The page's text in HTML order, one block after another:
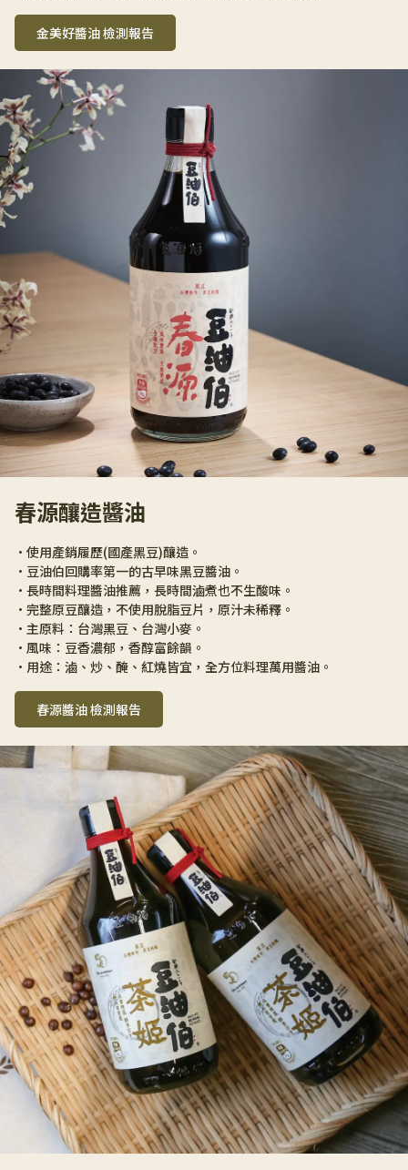
金美好醬油 檢測報告
春源釀造醬油
•使用產銷履歷(國產黑豆)釀造。
•豆油伯回購率第一的古早味黑豆醬油。
•長時間料理醬油推薦，長時間滷煮也不生酸味。
•完整原豆釀造，不使用脫脂豆片，原汁未稀釋。
•主原料：台灣黑豆、台灣小麥。
•風味：豆香濃郁，香醇富餘韻。
•用途：滷、炒、醃、紅燒皆宜，全方位料理萬用醬油。
春源醬油 檢測報告